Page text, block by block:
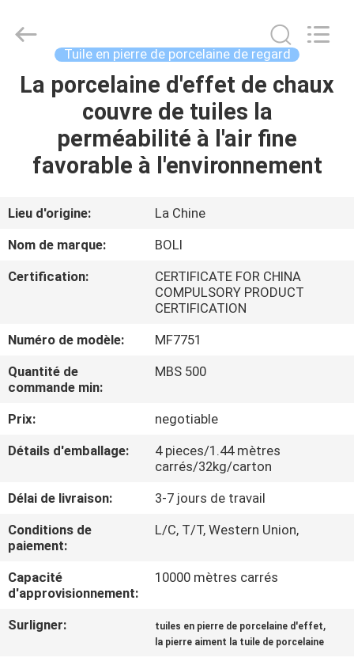
MAISON
VIDÉOS
À
DE
NOUS
VISITE
DE
CONTRÔLE
DE
LA
QUALITÉ
CERAMICS
Reserved.
Tuile en pierre de porcelaine de regard
La porcelaine d'effet de chaux
couvre de tuiles la
perméabilité à l'air fine
favorable à l'environnement
Lieu d'origine:
La Chine
Nom de marque:
BOLI
Certification:
CERTIFICATE FOR CHINA
COMPULSORY PRODUCT
CERTIFICATION
Numéro de modèle:
MF7751
Quantité de
commande min:
MBS 500
Prix:
negotiable
Détails d'emballage:
4 pieces/1.44 mètres
carrés/32kg/carton
Délai de livraison:
3-7 jours de travail
Conditions de
paiement:
L/C, T/T, Western Union,
Capacité
d'approvisionnement:
10000 mètres carrés
Surligner: tuiles en pierre de porcelaine d'effet,
la pierre aiment la tuile de porcelaine